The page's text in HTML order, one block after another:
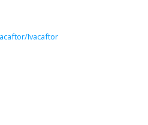
Ivacaftor